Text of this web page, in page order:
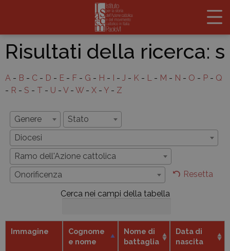
Risultati della ricerca: s
A - B - C - D - E - F - G - H - - J - K - L - M - N - O - P - Q
- R - S - T - U - V - W - X - Y - Z
Genere
Stato
Diocesi
Ramo dell'Azione cattolica
Onorificenza
Resetta
Cerca nei campi della tabella
Immagine
Cognome
e nome
Nome di
battaglia
Data di
nascita